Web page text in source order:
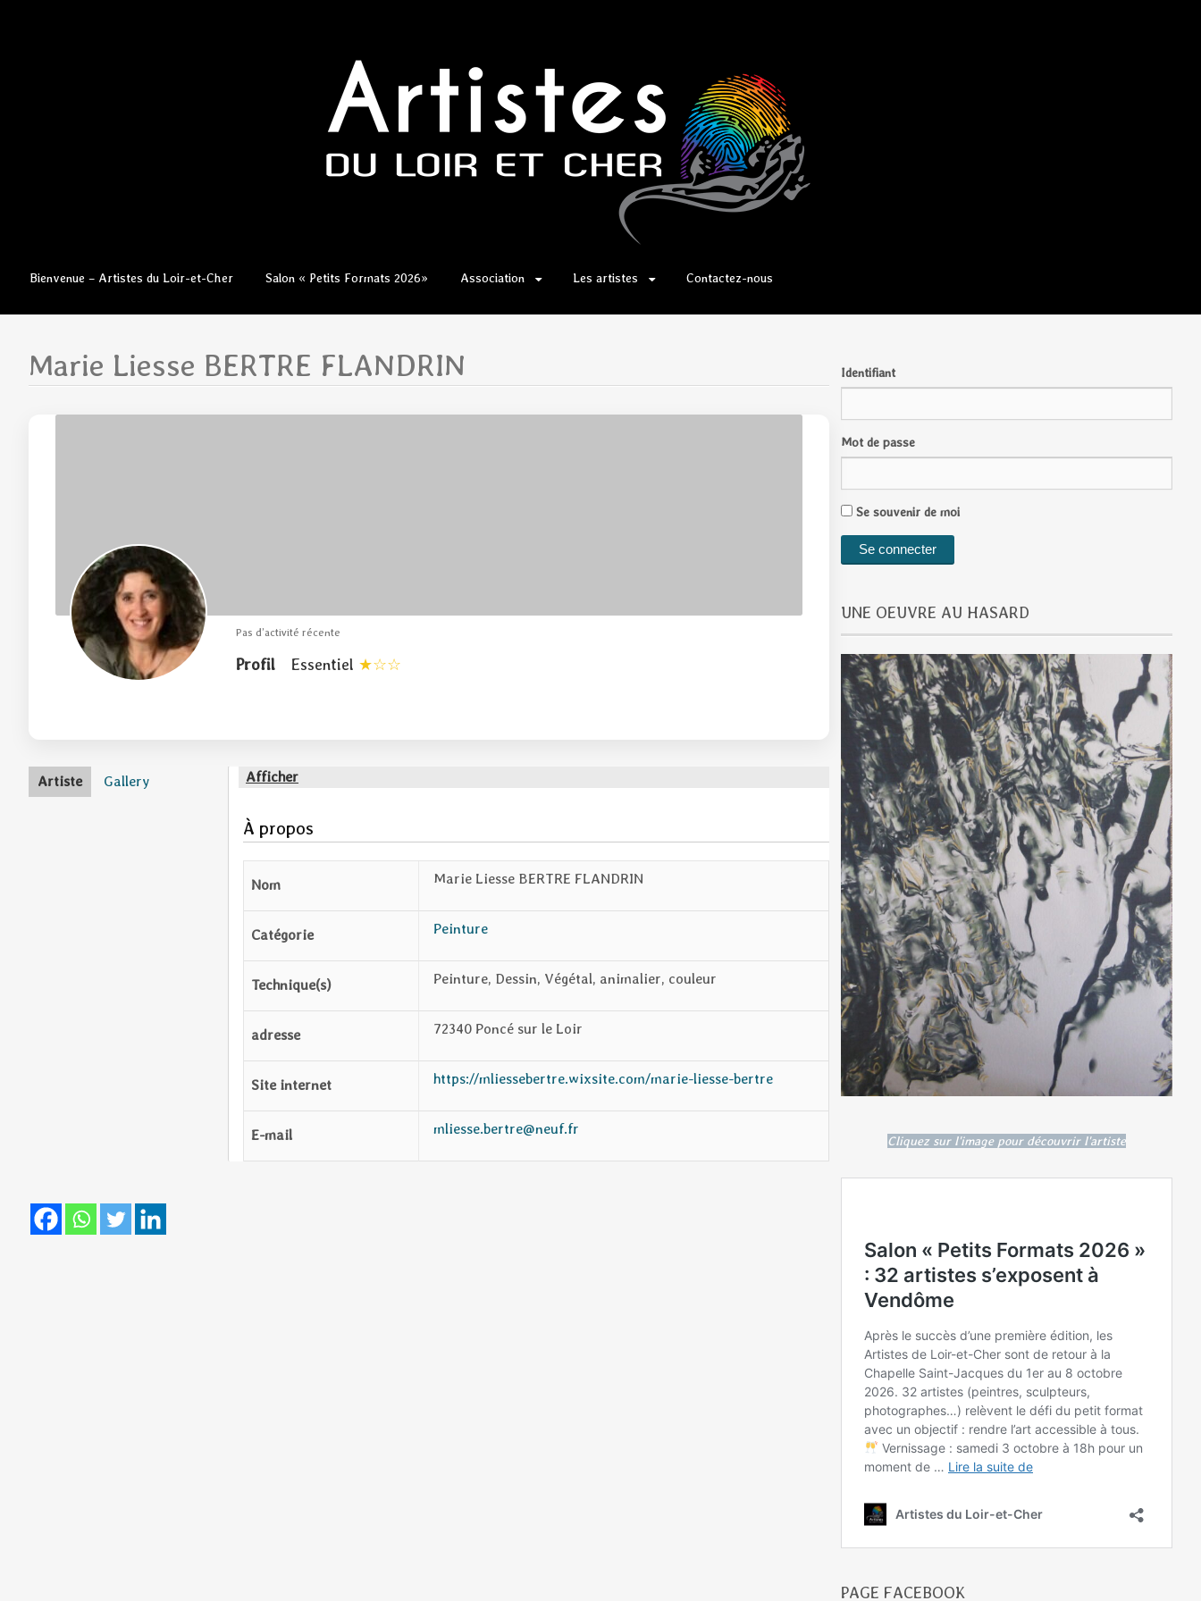
Aller
contenu
Bienvenue – Artistes du Loir-et-Cher Salon « Petits Formats 2026» Association Les artistes Contactez-nous
Marie Liesse BERTRE FLANDRIN
Pas d’activité récente
Profil Essentiel
Artiste Gallery Afficher
À propos
Nom Marie Liesse BERTRE FLANDRIN
Catégorie Peinture
Technique(s) Peinture, Dessin, Végétal, animalier, couleur
adresse 72340 Poncé sur le Loir
Site internet https://mliessebertre.wixsite.com/marie-liesse-bertre
E-mail mliesse.bertre@neuf.fr
Identifiant
Mot de passe
Se souvenir de moi
UNE OEUVRE AU HASARD
Cliquez sur l'image pour découvrir l'artiste
PAGE FACEBOOK